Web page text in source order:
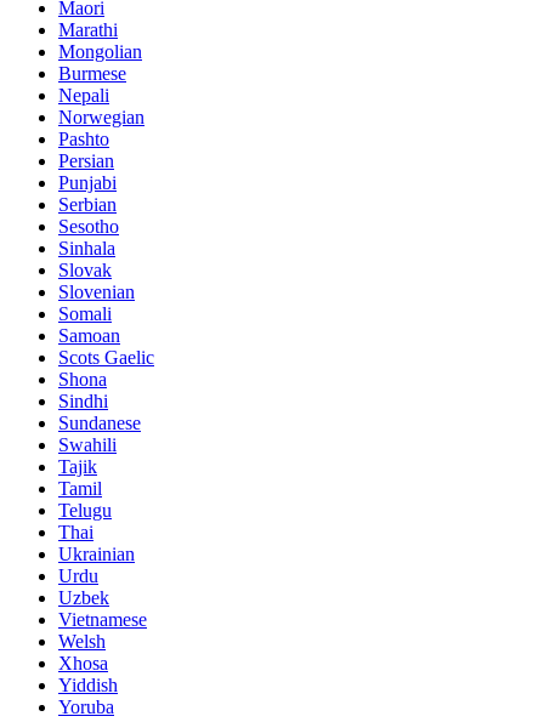
Maori
Marathi
Mongolian
Burmese
Nepali
Norwegian
Pashto
Persian
Punjabi
Serbian
Sesotho
Sinhala
Slovak
Slovenian
Somali
Samoan
Scots Gaelic
Shona
Sindhi
Sundanese
Swahili
Tajik
Tamil
Telugu
Thai
Ukrainian
Urdu
Uzbek
Vietnamese
Welsh
Xhosa
Yiddish
Yoruba